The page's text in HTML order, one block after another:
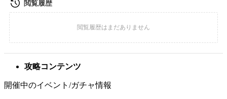
攻略コンテンツ
開催中のイベント/ガチャ情報